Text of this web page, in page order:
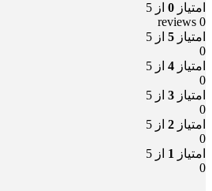
امتیاز 0 از 5
0 reviews
امتیاز 5 از 5
0
امتیاز 4 از 5
0
امتیاز 3 از 5
0
امتیاز 2 از 5
0
امتیاز 1 از 5
0